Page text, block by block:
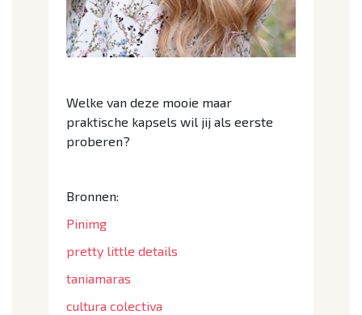
Welke van deze mooie maar
praktische kapsels wil jij als eerste
proberen?
Bronnen:
Pinimg
pretty little details
taniamaras
cultura colectiva